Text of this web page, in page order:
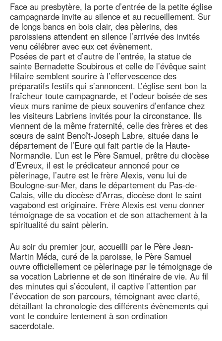
Face au presbytère, la porte d’entrée de la petite église
campagnarde invite au silence et au recueillement. Sur
de longs bancs en bois clair, des pèlerins, des
paroissiens attendent en silence l’arrivée des invités
venu célébrer avec eux cet évènement.
Posées de part et d’autre de l’entrée, la statue de
sainte Bernadette Soubirous et celle de l’évêque saint
Hilaire semblent sourire à l’effervescence des
préparatifs festifs qui s’annoncent. L’église sent bon la
fraîcheur toute campagnarde, et l’odeur boisée de ses
vieux murs ranime de pieux souvenirs d’enfance chez
les visiteurs Labriens invités pour la circonstance. Ils
viennent de la même fraternité, celle des frères et des
sœurs de saint Benoît-Joseph Labre, située dans le
département de l’Eure qui fait partie de la Haute-
Normandie. L’un est le Père Samuel, prêtre du diocèse
d’Evreux, il est le prédicateur annoncé pour ce
pèlerinage, l’autre est le frère Alexis, venu lui de
Boulogne-sur-Mer, dans le département du Pas-de-
Calais, ville du diocèse d’Arras, diocèse dont le saint
vagabond est originaire. Frère Alexis est venu donner
témoignage de sa vocation et de son attachement à la
spiritualité du saint pèlerin.
Au soir du premier jour, accueilli par le Père Jean-
Martin Méda, curé de la paroisse, le Père Samuel
ouvre officiellement ce pèlerinage par le témoignage de
sa vocation Labrienne et de son itinéraire de vie. Au fil
des minutes qui s’écoulent, il captive l’attention par
l’évocation de son parcours, témoignant avec clarté,
détaillant la chronologie des différents évènements qui
vont le conduire lentement à son ordination
sacerdotale.